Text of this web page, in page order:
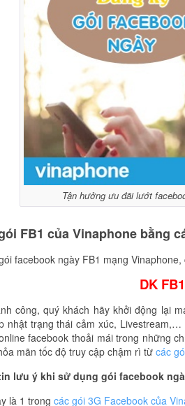
Tận hưởng ưu đãi lướt
FB1 của Vinaphone bằng
facebook ngày FB1 mạng
DK FB1
công, quý khách hãy khởi động lại
nhật trạng thái cảm xúc,
facebook thoải mái trong những
mãn tốc độ truy cập chậm rì từ các
lưu ý khi sử dụng gói facebook
là 1 trong các gói 3G Facebook của